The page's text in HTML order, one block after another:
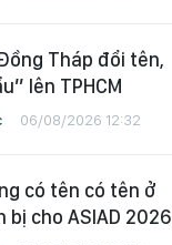
Tháp đổi tên,
lên TPHCM
06/08/2026 12:32
có tên có tên ở
cho ASIAD 2026